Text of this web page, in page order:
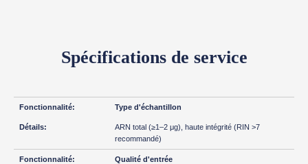
Spécifications de service
Type d'échantillon
ARN total (≥1–2 μg), haute intégrité (RIN >7
recommandé)
Qualité d'entrée